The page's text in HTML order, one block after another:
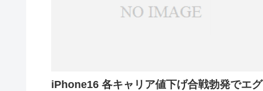
iPhone16 各キャリア値下げ合戦勃発でエグ